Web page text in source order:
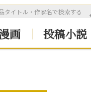
画 投稿小説